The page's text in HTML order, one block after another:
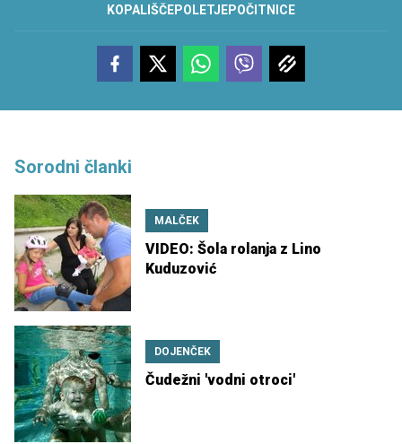
KOPALIŠČEPOLETJEPOČITNICE
Sorodni članki
MALČEK
VIDEO: Šola rolanja z Lino
Kuduzović
DOJENČEK
Čudežni 'vodni otroci'